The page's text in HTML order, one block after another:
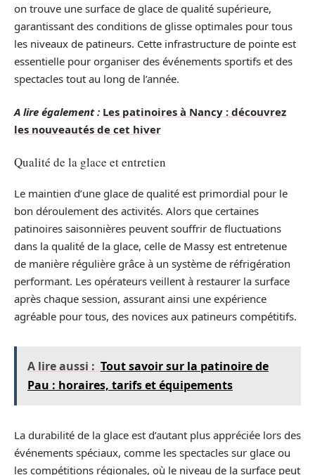
on trouve une surface de glace de qualité supérieure,
garantissant des conditions de glisse optimales pour tous
les niveaux de patineurs. Cette infrastructure de pointe est
essentielle pour organiser des événements sportifs et des
spectacles tout au long de l’année.
A lire également : Les patinoires à Nancy : découvrez
les nouveautés de cet hiver
Qualité de la glace et entretien
Le maintien d’une glace de qualité est primordial pour le
bon déroulement des activités. Alors que certaines
patinoires saisonnières peuvent souffrir de fluctuations
dans la qualité de la glace, celle de Massy est entretenue
de manière régulière grâce à un système de réfrigération
performant. Les opérateurs veillent à restaurer la surface
après chaque session, assurant ainsi une expérience
agréable pour tous, des novices aux patineurs compétitifs.
A lire aussi : Tout savoir sur la patinoire de
Pau : horaires, tarifs et équipements
La durabilité de la glace est d’autant plus appréciée lors des
événements spéciaux, comme les spectacles sur glace ou
les compétitions régionales, où le niveau de la surface peut